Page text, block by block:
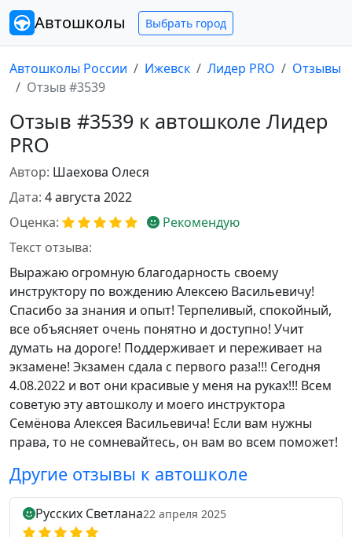
Автошколы Выбрать город
Автошколы России Ижевск Лидер PRO
Отзывы
Отзыв #3539
Отзыв #3539 к автошколе Лидер
PRO
Автор: Шаехова Олеся
Дата: 4 августа 2022
Оценка:
Рекомендую
Текст отзыва:
Выражаю огромную благодарность своему
инструктору по вождению Алексею Васильевичу!
Спасибо за знания и опыт! Терпеливый, спокойный,
все объясняет очень понятно и доступно! Учит
думать на дороге! Поддерживает и переживает на
экзамене! Экзамен сдала с первого раза!!! Сегодня
4.08.2022 и вот они красивые у меня на руках!!! Всем
советую эту автошколу и моего инструктора
Семёнова Алексея Васильевича! Если вам нужны
права, то не сомневайтесь, он вам во всем поможет!
Другие отзывы к автошколе
Русских Светлана22 апреля 2025